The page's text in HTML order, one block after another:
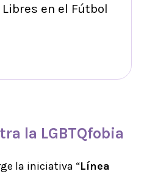
en el Fútbol
la LGBTQfobia
la iniciativa “Línea